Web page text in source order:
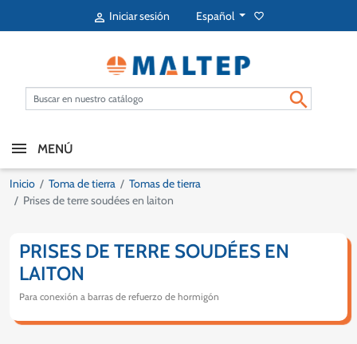
 Iniciar sesión Español favorite_border

MENÚ
Inicio Toma de tierra
Tomas de tierra
Prises de terre soudées en laiton
PRISES DE TERRE SOUDÉES EN
LAITON
Para conexión a barras de refuerzo de hormigón